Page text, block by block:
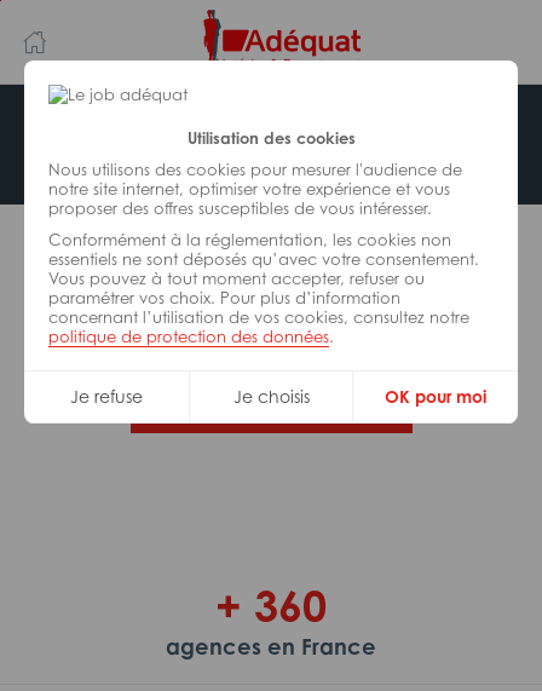
Utilisation des cookies
Nous utilisons des cookies pour mesurer l'audience de
notre site internet, optimiser votre expérience et vous
proposer des offres susceptibles de vous intéresser.
Conformément à la réglementation, les cookies non
essentiels ne sont déposés qu’avec votre consentement.
Vous pouvez à tout moment accepter, refuser ou
paramétrer vos choix. Pour plus d’information
concernant l’utilisation de vos cookies, consultez notre
politique de protection des données.
Je refuse Je choisis OK pour moi
au
contenu
principal
navigation
Offre indisponible
L’offre d’emploi que vous tentez de consulter n’est
plus disponible.
De nombreuses autres missions peuvent vous
correspondre, consultez toutes nos offres.
Trouvez votre job Adéquat !
+ 360
agences en France